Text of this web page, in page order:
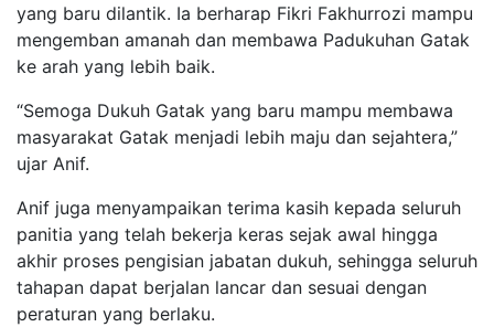
yang baru dilantik. Ia berharap Fikri Fakhurrozi mampu
mengemban amanah dan membawa Padukuhan Gatak
ke arah yang lebih baik.
“Semoga Dukuh Gatak yang baru mampu membawa
masyarakat Gatak menjadi lebih maju dan sejahtera,”
ujar Anif.
Anif juga menyampaikan terima kasih kepada seluruh
panitia yang telah bekerja keras sejak awal hingga
akhir proses pengisian jabatan dukuh, sehingga seluruh
tahapan dapat berjalan lancar dan sesuai dengan
peraturan yang berlaku.